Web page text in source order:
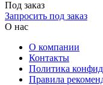
Под заказ
Запросить под заказ
О нас
О компании
Контакты
Политика
Правила